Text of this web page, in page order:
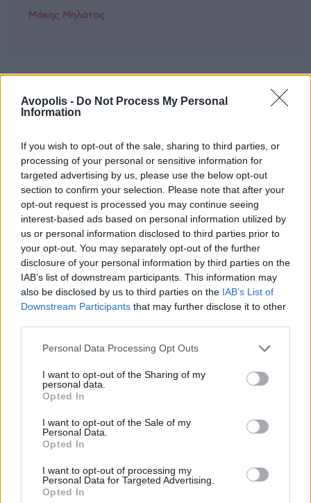
Avopolis - Do Not Process My Personal
Information
If you wish to opt-out of the sale, sharing to third parties, or
processing of your personal or sensitive information for
targeted advertising by us, please use the below opt-out
section to confirm your selection. Please note that after your
opt-out request is processed you may continue seeing
interest-based ads based on personal information utilized by
us or personal information disclosed to third parties prior to
your opt-out. You may separately opt-out of the further
disclosure of your personal information by third parties on the
IAB’s list of downstream participants. This information may
also be disclosed by us to third parties on the IAB’s List of
Downstream Participants that may further disclose it to other
Personal Data Processing Opt Outs
I want to opt-out of the Sharing of my
personal data.
Opted In
I want to opt-out of the Sale of my
Personal Data.
Opted In
I want to opt-out of processing my
Personal Data for Targeted Advertising.
Opted In
Μάκης Μηλάτος